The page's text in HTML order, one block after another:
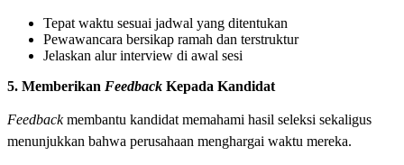
Tepat waktu sesuai jadwal yang ditentukan
Pewawancara bersikap ramah dan terstruktur
Jelaskan alur interview di awal sesi
5. Memberikan Feedback Kepada Kandidat
Feedbackmembantu kandidat memahami hasil seleksi sekaligus
menunjukkan bahwa perusahaan menghargai waktu mereka.